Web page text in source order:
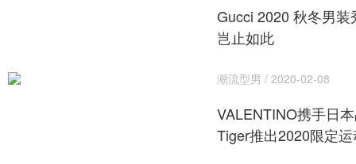
Gucci 2020 秋冬男
岂止如此
潮流型男 / 2020-02-08
VALENTINO携手日
Tiger推出2020限定